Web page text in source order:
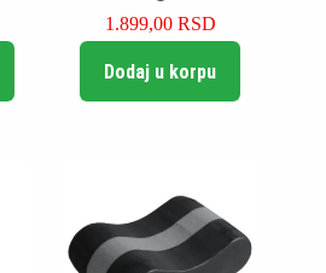
1.899,00 RSD
Dodaj u korpu